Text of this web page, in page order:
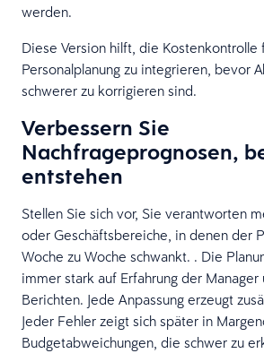
werden.
Diese Version hilft, die Kostenkontrolle
Personalplanung zu integrieren, bevor
schwerer zu korrigieren sind.
Verbessern Sie
Nachfrageprognosen,
entstehen
Stellen Sie sich vor, Sie verantworten
oder Geschäftsbereiche, in denen der
Woche zu Woche schwankt. . Die
immer stark auf Erfahrung der Manager
Berichten. Jede Anpassung erzeugt
Jeder Fehler zeigt sich später in
Budgetabweichungen, die schwer zu